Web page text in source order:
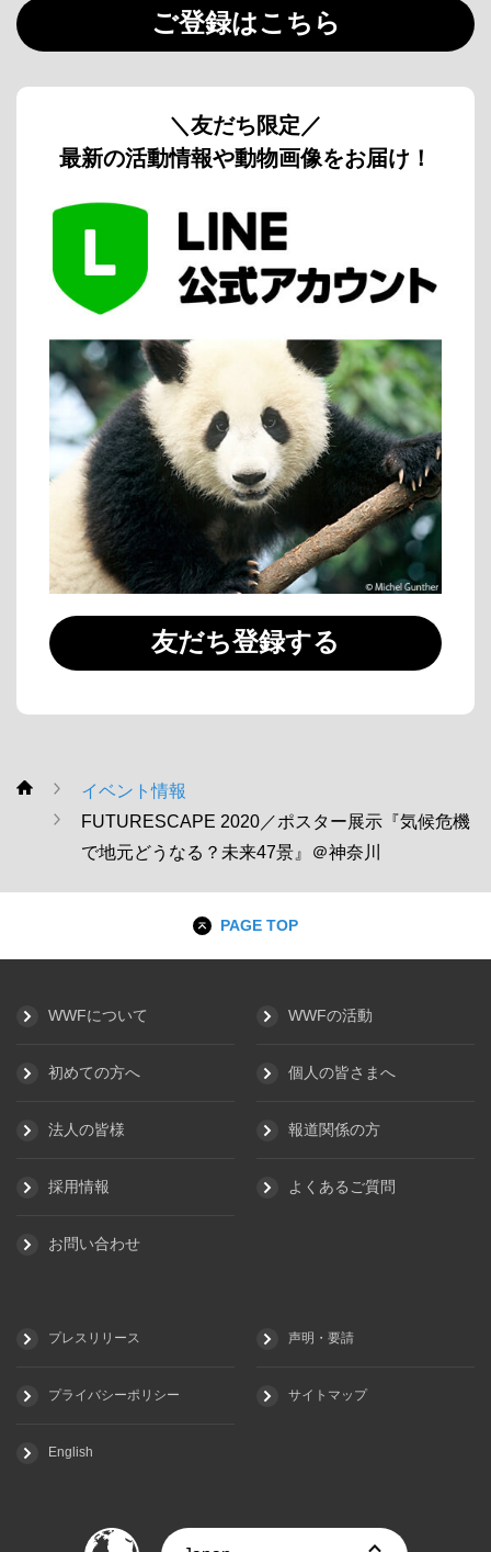
ご登録はこちら
＼友だち限定／
最新の活動情報や動物画像をお届け！
友だち登録する
WWF
イベント情報
FUTURESCAPE 2020／ポスター展示『気候危機
で地元どうなる？未来47景』＠神奈川
PAGE TOP
WWFについて WWFの活動
初めての方へ 個人の皆さまへ
法人の皆様 報道関係の方
採用情報 よくあるご質問
お問い合わせ
プレスリリース 声明・要請
プライバシーポリシー サイトマップ
English